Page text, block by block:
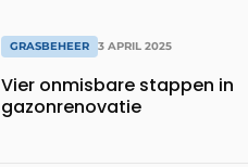
GRASBEHEER 3 APRIL 2025
Vier onmisbare stappen in
gazonrenovatie